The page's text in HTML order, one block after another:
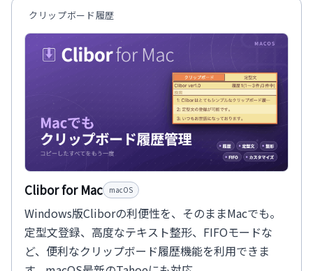
クリップボード履歴
Clibor for Mac macOS
Windows版Cliborの利便性を、そのままMacでも。
定型文登録、高度なテキスト整形、FIFOモードな
ど、便利なクリップボード履歴機能を利用できま